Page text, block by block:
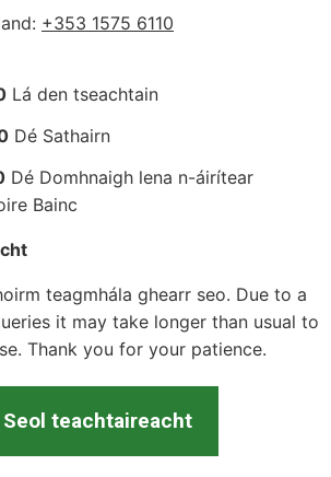
+353 1575 6110
Lá den tseachtain
Dé Sathairn
Dé Domhnaigh lena n-áirítear
Bainc
teagmhála ghearr seo. Due to a
it may take longer than usual to
Thank you for your patience.
Seol teachtaireacht